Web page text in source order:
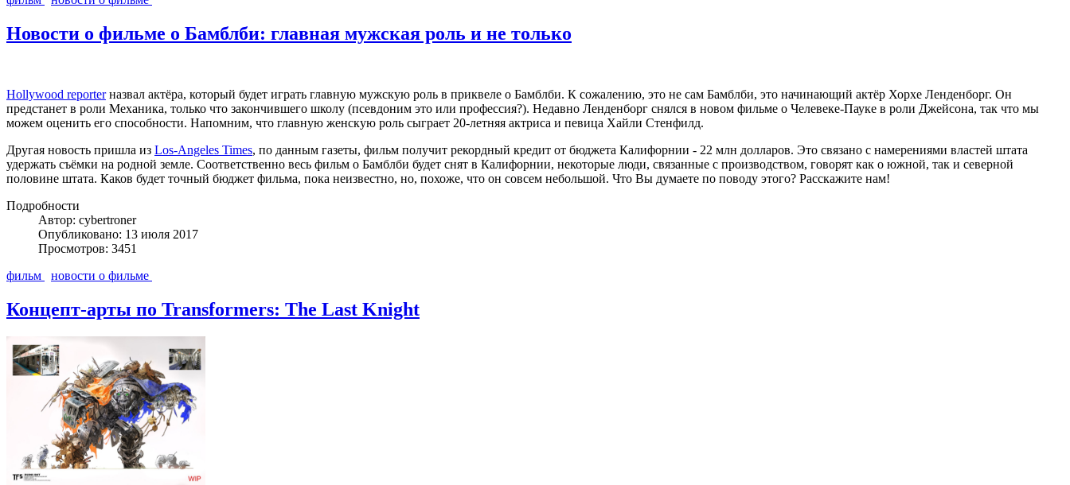
Новости о фильме о Бамблби: главная мужская роль и не только
Hollywood reporterназвал актёра, который будет играть главную мужскую роль в приквеле о Бамблби. К сожалению, это не сам Бамблби, это начинающий актёр Хорхе Ленденборг. Он
предстанет в роли Механика, только что закончившего школу (псевдоним это или профессия?). Недавно Ленденборг снялся в новом фильме о Челевеке-Пауке в роли Джейсона, так что мы
можем оценить его способности. Напомним, что главную женскую роль сыграет 20-летняя актриса и певица Хайли Стенфилд.
Другая новость пришла из Los-Angeles Times, по данным газеты, фильм получит рекордный кредит от бюджета Калифорнии - 22 млн долларов. Это связано с намерениями властей штата
удержать съёмки на родной земле. Соответственно весь фильм о Бамблби будет снят в Калифорнии, некоторые люди, связанные с производством, говорят как о южной, так и северной
половине штата. Каков будет точный бюджет фильма, пока неизвестно, но, похоже, что он совсем небольшой. Что Вы думаете по поводу этого? Расскажите нам!
Подробности
Автор: cybertroner
Опубликовано: 13 июля 2017
Просмотров: 3451
фильм
новости о фильме
Концепт-арты по Transformers: The Last Knight